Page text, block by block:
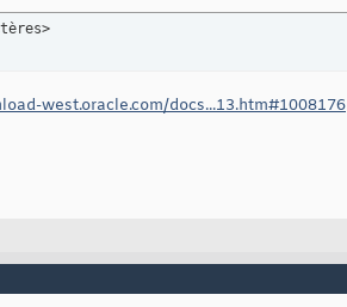
west.oracle.com/docs...13.htm#1008176